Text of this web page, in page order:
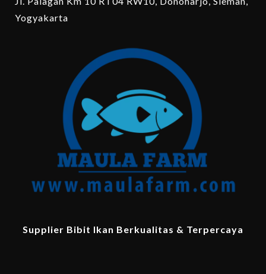
Yogyakarta
Supplier Bibit Ikan Berkualitas & Terpercaya